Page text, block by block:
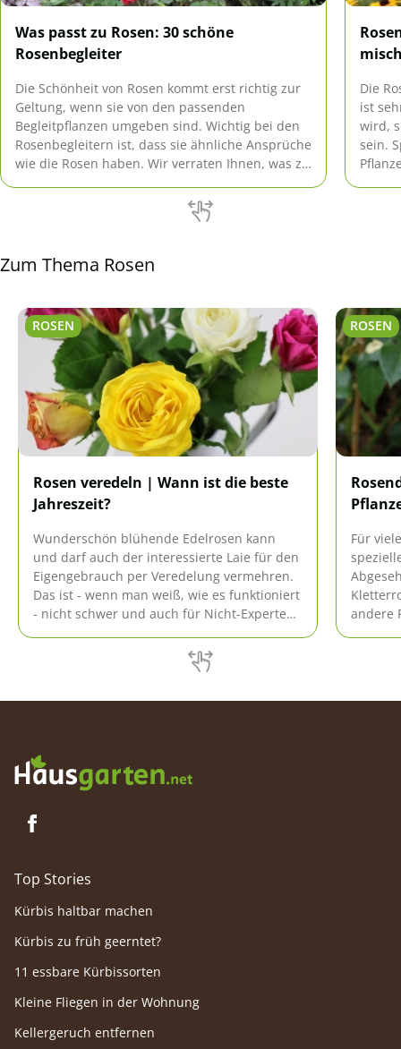
Was passt zu Rosen: 30 schöne
Rosenbegleiter
Die Schönheit von Rosen kommt erst richtig zur
Geltung, wenn sie von den passenden
Begleitpflanzen umgeben sind. Wichtig bei den
Rosenbegleitern ist, dass sie ähnliche Ansprüche
wie die Rosen haben. Wir verraten Ihnen, was zu
Die
ist
wird,
sein.
Zum Thema Rosen
ROSEN
Rosen veredeln | Wann ist die beste
Jahreszeit?
Wunderschön blühende Edelrosen kann
und darf auch der interessierte Laie für den
Eigengebrauch per Veredelung vermehren.
Das ist - wenn man weiß, wie es funktioniert
- nicht schwer und auch für Nicht-Experten
Ihnen, worauf Sie achten müssen.
ROSEN
Für
andere
Top Stories
Kürbis haltbar machen
Kürbis zu früh geerntet?
11 essbare Kürbissorten
Kleine Fliegen in der Wohnung
Kellergeruch entfernen